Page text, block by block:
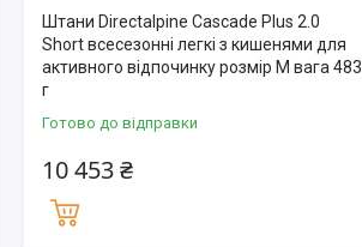
Штани Directalpine Cascade Plus 2.0
Short всесезонні легкі з кишенями для
активного відпочинку розмір M вага 483
г
Готово до відправки
10 453 ₴